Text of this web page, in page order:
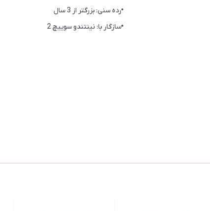
رده سنی: بزرگتر از 3 سال
سازگار با: نینتندو سوییچ 2